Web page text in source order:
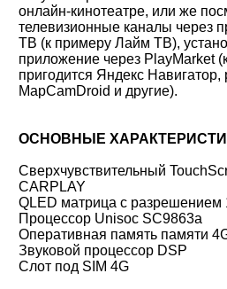
онлайн-кинотеатре, или же
телевизионные каналы через
ТВ (к примеру Лайм ТВ),
приложение через PlayMarket
пригодится Яндекс Навигатор,
MapCamDroid и другие).
ОСНОВНЫЕ
Сверхчувствительный
CARPLAY
QLED матрица с разрешением
Процессор Unisoc SC9863a
Оперативная память памяти
Звуковой процессор DSP
Слот под SIM 4G